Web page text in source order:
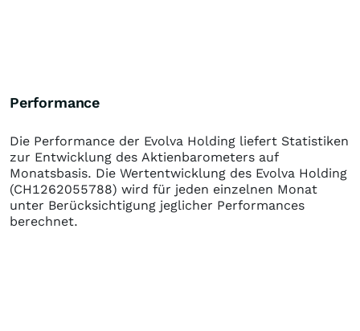
Performance
Die Performance der Evolva Holding liefert Statistiken
zur Entwicklung des Aktienbarometers auf
Monatsbasis. Die Wertentwicklung des Evolva Holding
(CH1262055788) wird für jeden einzelnen Monat
unter Berücksichtigung jeglicher Performances
berechnet.